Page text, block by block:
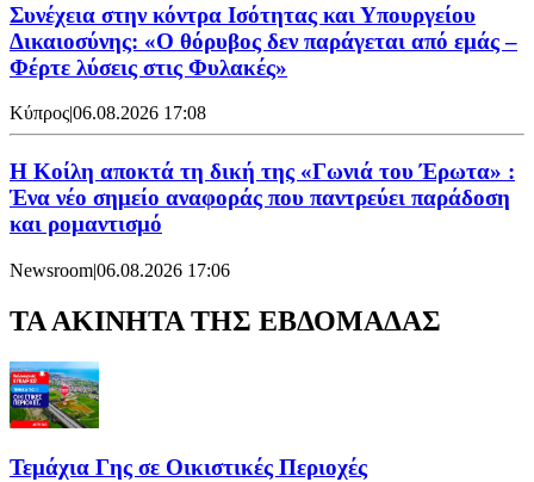
Συνέχεια στην κόντρα Ισότητας και Υπουργείου
Δικαιοσύνης: «Ο θόρυβος δεν παράγεται από εμάς –
Φέρτε λύσεις στις Φυλακές»
Κύπρος|06.08.2026 17:08
Η Κοίλη αποκτά τη δική της «Γωνιά του Έρωτα» :
Ένα νέο σημείο αναφοράς που παντρεύει παράδοση
και ρομαντισμό
Newsroom|06.08.2026 17:06
ΤΑ ΑΚΙΝΗΤΑ ΤΗΣ ΕΒΔΟΜΑΔΑΣ
Τεμάχια Γης σε Οικιστικές Περιοχές